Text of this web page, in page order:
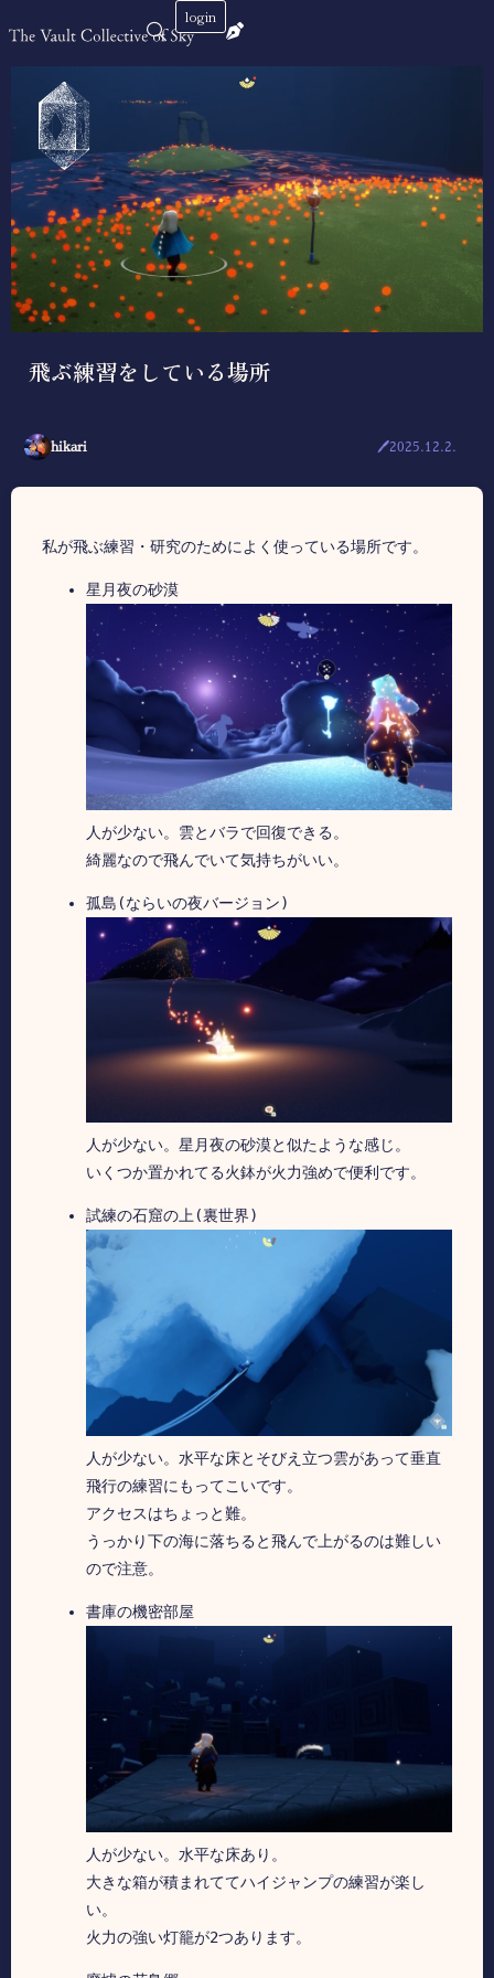
login
飛ぶ練習をしている場所
hikari 🖊2025.12.2.
星月夜の砂漠
人が少ない。雲とバラで回復できる。
綺麗なので飛んでいて気持ちがいい。
孤島(ならいの夜バージョン)
人が少ない。星月夜の砂漠と似たような感じ。
いくつか置かれてる火鉢が火力強めで便利です。
試練の石窟の上(裏世界)
人が少ない。水平な床とそびえ立つ雲があって垂直
飛行の練習にもってこいです。
アクセスはちょっと難。
うっかり下の海に落ちると飛んで上がるのは難しい
ので注意。
書庫の機密部屋
人が少ない。水平な床あり。
大きな箱が積まれててハイジャンプの練習が楽し
い。
火力の強い灯籠が2つあります。